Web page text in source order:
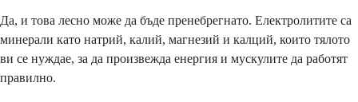
Да, и това лесно може да бъде пренебрегнато. Електролитите са
минерали като натрий, калий, магнезий и калций, които тялото
ви се нуждае, за да произвежда енергия и мускулите да работят
правилно.